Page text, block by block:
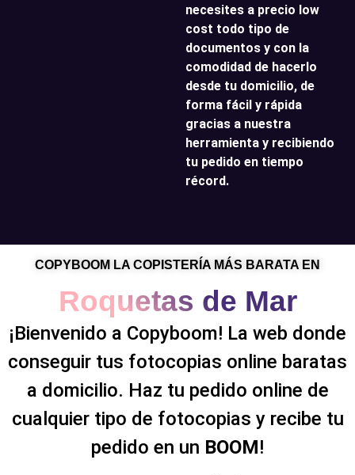
necesites a precio low
cost todo tipo de
documentos y con la
comodidad de hacerlo
desde tu domicilio, de
forma fácil y rápida
gracias a nuestra
herramienta y recibiendo
tu pedido en tiempo
récord.
COPYBOOM LA COPISTERÍA MÁS BARATA EN
Roquetas de Mar
¡Bienvenido a Copyboom! La web donde
conseguir tus fotocopias online baratas
a domicilio. Haz tu pedido online de
cualquier tipo de fotocopias y recibe tu
pedido en un BOOM!